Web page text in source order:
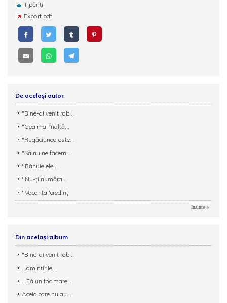
Tipăriți
Export pdf
De același autor
"Bine-ai venit rob...
"Cea mai înaltă...
"Rugăciunea este...
"Să nu ne facem...
''Bănuielele...
''Nu-ți număra...
''Vacanța''credinț
Inainte
Din același album
"Bine-ai venit rob...
...amintirile...
...Fă un foc mare,...
Aceia care nu au...